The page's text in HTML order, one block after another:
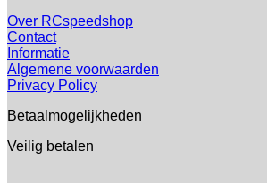
Over RCspeedshop
Contact
Informatie
Algemene voorwaarden
Privacy Policy
Betaalmogelijkheden
Veilig betalen